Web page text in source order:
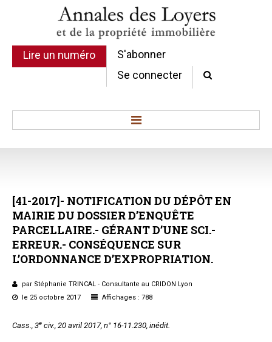
Lire un numéro
S'abonner
Se connecter
Sommaires
Chroniques
Etudes de texte
Réponses ministérielles
Formez-vous !
[41-2017]- NOTIFICATION DU DÉPÔTEN
MAIRIE DU DOSSIERD’ENQUÊTE
PARCELLAIRE.- GÉRANTD’UNE SCI.-
ERREUR.- CONSÉQUENCE SUR
L’ORDONNANCE D’EXPROPRIATION.
par Stéphanie TRINCAL - Consultante au CRIDON Lyon
le 25 octobre 2017
Affichages : 788
Cass., 3e civ., 20 avril 2017, n° 16-11.230, inédit.